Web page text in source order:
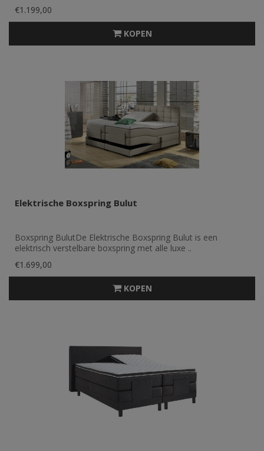
€1.199,00
KOPEN
Elektrische Boxspring Bulut
Boxspring BulutDe Elektrische Boxspring Bulut is een
elektrisch verstelbare boxspring met alle luxe ..
€1.699,00
KOPEN